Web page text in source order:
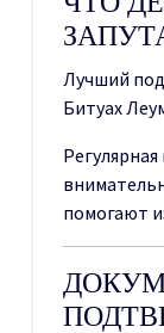
Лучший
Битуах
помогают